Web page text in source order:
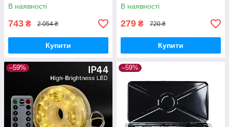
FH-666
В наявності
743 ₴ 2 054 ₴
Купити
садової парасолі з
фіксатором
В наявності
279 ₴ 720 ₴
Купити
–59% –59%